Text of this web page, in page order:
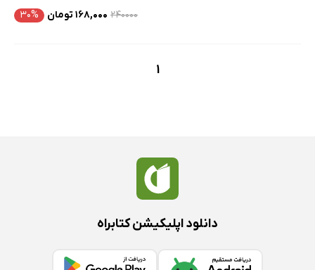
۲۴۰۰۰۰ ۱۶۸,۰۰۰ تومان ۳۰%
1
دانلود اپلیکیشن کتابراه